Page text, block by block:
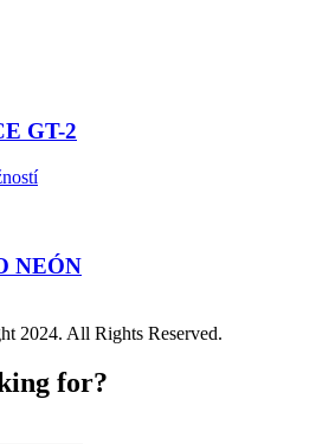
GT-2
NEÓN
2024. All Rights Reserved.
for?